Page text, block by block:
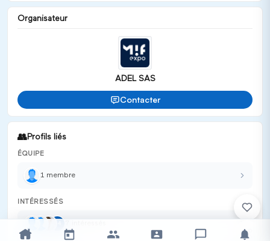
Organisateur
ADEL SAS
Contacter
👥Profils liés
ÉQUIPE
1 membre
INTÉRESSÉS